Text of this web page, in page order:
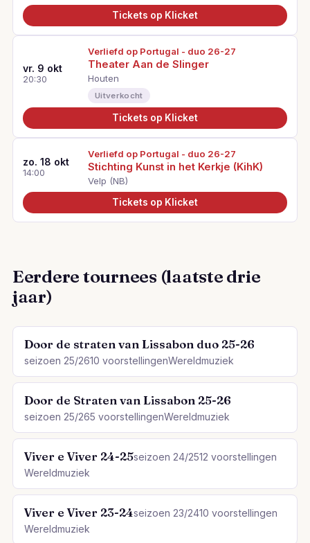
Tickets op Klicket
vr. 9 okt
20:30
Verliefd op Portugal - duo 26-27
Theater Aan de Slinger
Houten
Uitverkocht
Tickets op Klicket
zo. 18 okt
14:00
Verliefd op Portugal - duo 26-27
Stichting Kunst in het Kerkje (KihK)
Velp (NB)
Tickets op Klicket
Eerdere tournees (laatste drie
jaar)
Door de straten van Lissabon duo 25-26
seizoen 25/2610 voorstellingenWereldmuziek
Door de Straten van Lissabon 25-26
seizoen 25/265 voorstellingenWereldmuziek
Viver e Viver 24-25seizoen 24/2512 voorstellingen
Wereldmuziek
Viver e Viver 23-24seizoen 23/2410 voorstellingen
Wereldmuziek